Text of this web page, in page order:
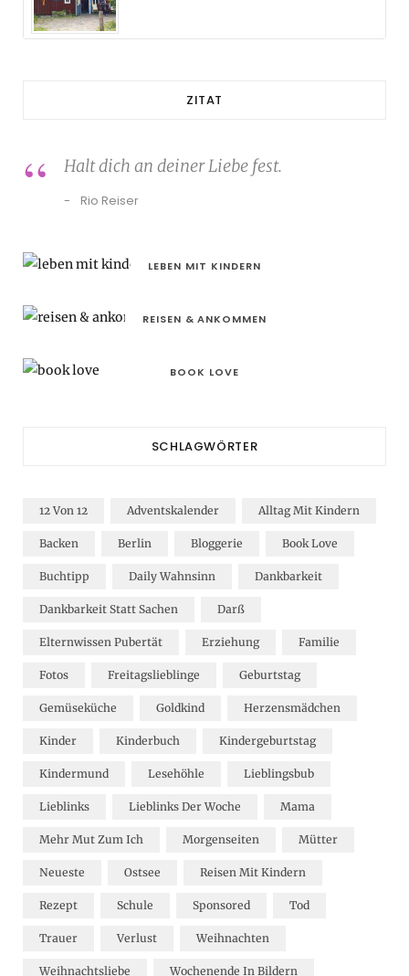
ZITAT
Halt dich an deiner Liebe fest.
Rio Reiser
LEBEN MIT KINDERN
REISEN & ANKOMMEN
BOOK LOVE
SCHLAGWÖRTER
12 Von 12 Adventskalender Alltag Mit Kindern
Backen Berlin Bloggerie Book Love
Buchtipp Daily Wahnsinn Dankbarkeit
Dankbarkeit Statt Sachen Darß
Elternwissen Pubertät Erziehung Familie
Fotos Freitagslieblinge Geburtstag
Gemüseküche Goldkind Herzensmädchen
Kinder Kinderbuch Kindergeburtstag
Kindermund Lesehöhle Lieblingsbub
Lieblinks Lieblinks Der Woche Mama
Mehr Mut Zum Ich Morgenseiten Mütter
Neueste Ostsee Reisen Mit Kindern
Rezept Schule Sponsored Tod
Trauer Verlust Weihnachten
Weihnachtsliebe Wochenende In Bildern